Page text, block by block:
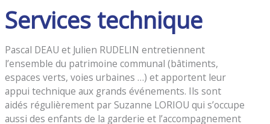
Services technique
Pascal DEAU et Julien RUDELIN entretiennent
l’ensemble du patrimoine communal (bâtiments,
espaces verts, voies urbaines …) et apportent leur
appui technique aux grands événements. Ils sont
aidés régulièrement par Suzanne LORIOU qui s’occupe
aussi des enfants de la garderie et l’accompagnement